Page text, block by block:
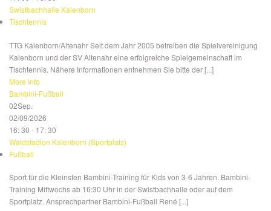
Swistbachhalle Kalenborn
Tischtennis
TTG Kalenborn/Altenahr Seit dem Jahr 2005 betreiben die Spielvereinigung
Kalenborn und der SV Altenahr eine erfolgreiche Spielgemeinschaft im
Tischtennis. Nähere Informationen entnehmen Sie bitte der [...]
More Info
Bambini-Fußball
02Sep.
02/09/2026
16: 30 - 17: 30
Waldstadion Kalenborn (Sportplatz)
Fußball
Sport für die Kleinsten Bambini-Training für Kids von 3-6 Jahren. Bambini-
Training Mittwochs ab 16:30 Uhr in der Swistbachhalle oder auf dem
Sportplatz. Ansprechpartner Bambini-Fußball René [...]